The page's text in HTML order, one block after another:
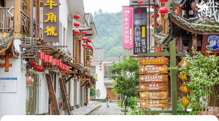
 
首页
溪布街